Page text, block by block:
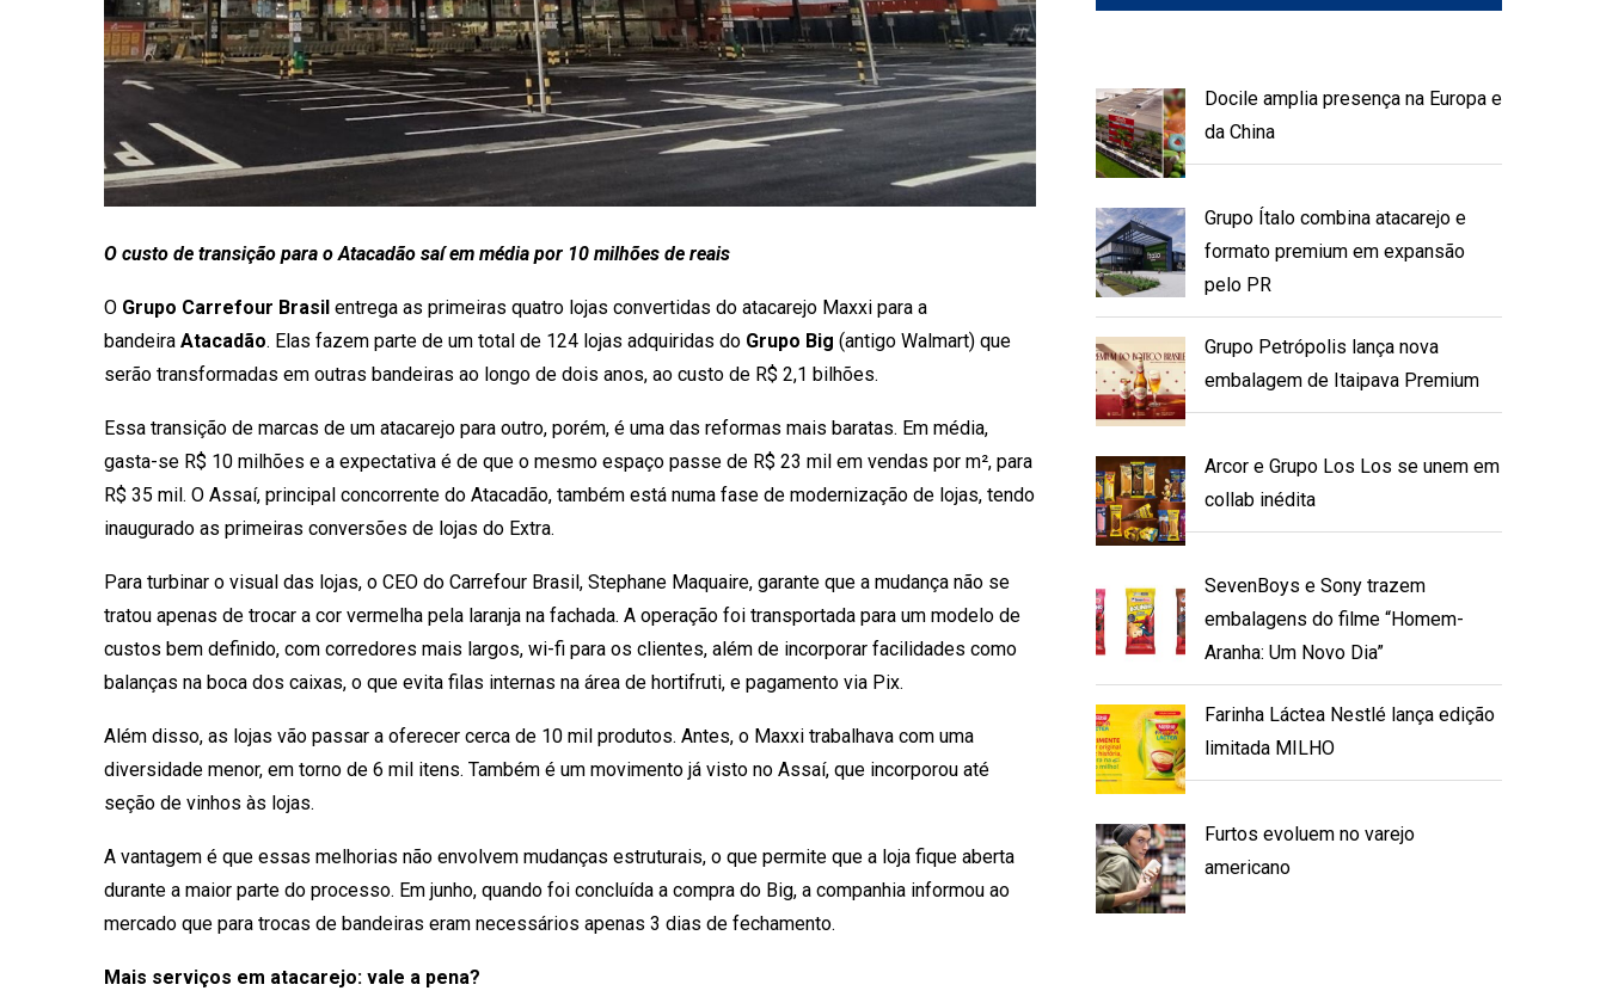
O custo de transição para o Atacadão saí em média por 10 milhões de reais
O Grupo Carrefour Brasil entrega as primeiras quatro lojas convertidas do atacarejo Maxxi para a
bandeira Atacadão. Elas fazem parte de um total de 124 lojas adquiridas do Grupo Big (antigo Walmart) que
serão transformadas em outras bandeiras ao longo de dois anos, ao custo de R$ 2,1 bilhões.
Essa transição de marcas de um atacarejo para outro, porém, é uma das reformas mais baratas. Em média,
gasta-se R$ 10 milhões e a expectativa é de que o mesmo espaço passe de R$ 23 mil em vendas por m², para
R$ 35 mil. O Assaí, principal concorrente do Atacadão, também está numa fase de modernização de lojas, tendo
inaugurado as primeiras conversões de lojas do Extra.
Para turbinar o visual das lojas, o CEO do Carrefour Brasil, Stephane Maquaire, garante que a mudança não se
tratou apenas de trocar a cor vermelha pela laranja na fachada. A operação foi transportada para um modelo de
custos bem definido, com corredores mais largos, wi-fi para os clientes, além de incorporar facilidades como
balanças na boca dos caixas, o que evita filas internas na área de hortifruti, e pagamento via Pix.
Além disso, as lojas vão passar a oferecer cerca de 10 mil produtos. Antes, o Maxxi trabalhava com uma
diversidade menor, em torno de 6 mil itens. Também é um movimento já visto no Assaí, que incorporou até
seção de vinhos às lojas.
A vantagem é que essas melhorias não envolvem mudanças estruturais, o que permite que a loja fique aberta
durante a maior parte do processo. Em junho, quando foi concluída a compra do Big, a companhia informou ao
mercado que para trocas de bandeiras eram necessários apenas 3 dias de fechamento.
Mais serviços em atacarejo: vale a pena?
Docile amplia presença na Europa e
da China
Grupo Ítalo combina atacarejo e
formato premium em expansão
pelo PR
Grupo Petrópolis lança nova
embalagem de Itaipava Premium
Arcor e Grupo Los Los se unem em
collab inédita
SevenBoys e Sony trazem
embalagens do filme “Homem-
Aranha: Um Novo Dia”
Farinha Láctea Nestlé lança edição
limitada MILHO
Furtos evoluem no varejo
americano